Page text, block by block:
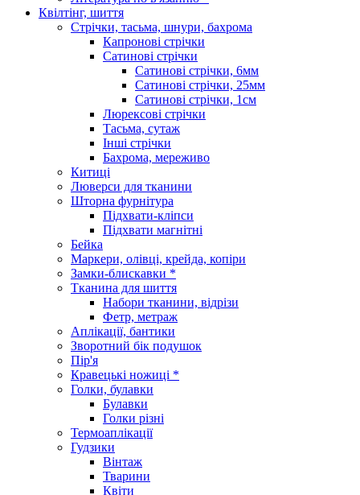
Квілтінг, шиття
Стрічки, тасьма, шнури, бахрома
Капронові стрічки
Сатинові стрічки
Сатинові стрічки, 6мм
Сатинові стрічки, 25мм
Сатинові стрічки, 1см
Люрексові стрічки
Тасьма, сутаж
Інші стрічки
Бахрома, мереживо
Китиці
Люверси для тканини
Шторна фурнітура
Підхвати-кліпси
Підхвати магнітні
Бейка
Маркери, олівці, крейда, копіри
Замки-блискавки *
Тканина для шиття
Набори тканини, відрізи
Фетр, метраж
Аплікації, бантики
Зворотний бік подушок
Пір'я
Кравецькі ножиці *
Голки, булавки
Булавки
Голки різні
Термоаплікації
Гудзики
Вінтаж
Тварини
Квіти